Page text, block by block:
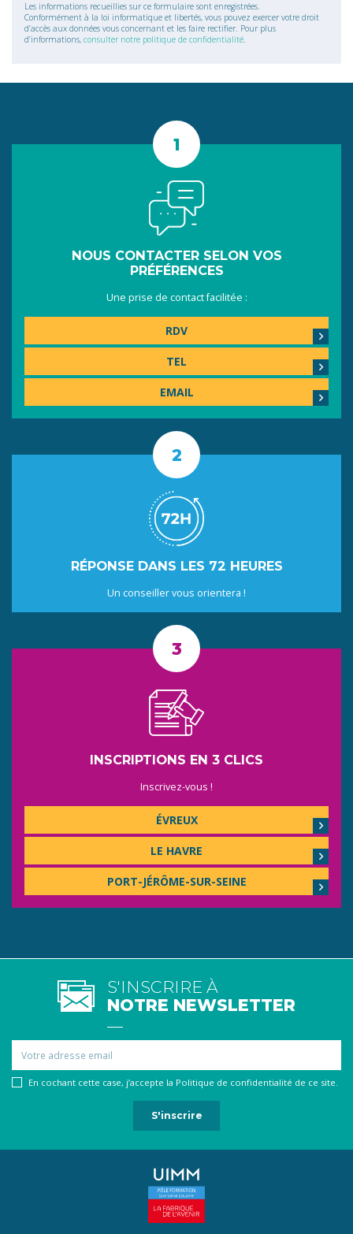
Les informations recueillies sur ce formulaire sont enregistrées.
Conformément à la loi informatique et libertés, vous pouvez exercer votre droit
d’accès aux données vous concernant et les faire rectifier. Pour plus
d’informations, consulter notre politique de confidentialité.
NOUS CONTACTER SELON VOS
PRÉFÉRENCES
Une prise de contact facilitée :
RDV
TEL
EMAIL
RÉPONSE DANS LES 72 HEURES
Un conseiller vous orientera !
INSCRIPTIONS EN 3 CLICS
Inscrivez-vous !
ÉVREUX
LE HAVRE
PORT-JÉRÔME-SUR-SEINE
S'INSCRIRE À
NOTRE NEWSLETTER
En cochant cette case, j’accepte la Politique de confidentialité de ce site.